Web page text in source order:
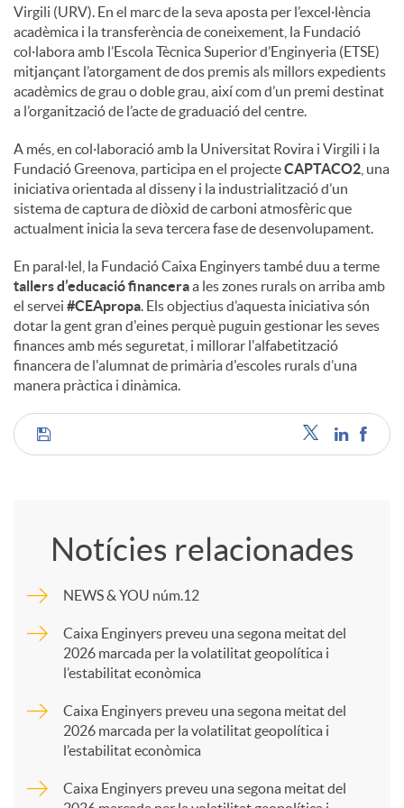
Virgili (URV). En el marc de la seva aposta per l’excel·lència
acadèmica i la transferència de coneixement, la Fundació
col·labora amb l’Escola Tècnica Superior d’Enginyeria (ETSE)
mitjançant l’atorgament de dos premis als millors expedients
acadèmics de grau o doble grau, així com d’un premi destinat
a l’organització de l’acte de graduació del centre.
A més, en col·laboració amb la Universitat Rovira i Virgili i la
Fundació Greenova, participa en el projecteCAPTACO2 , una
iniciativa orientada al disseny i la industrialització d’un
sistema de captura de diòxid de carboni atmosfèric que
actualment inicia la seva tercera fase de desenvolupament.
En paral·lel, la Fundació Caixa Enginyers també duu a terme
tallers d’educació financeraa les zones rurals on arriba amb
el servei #CEApropa. Els objectius d’aquesta iniciativa són
dotar la gent gran d'eines perquè puguin gestionar les seves
finances amb més seguretat, i millorar l'alfabetització
financera de l'alumnat de primària d'escoles rurals d’una
manera pràctica i dinàmica.
C
m
p
Notícies relacionades
NEWS & YOU núm.12
Caixa Enginyers preveu una segona meitat del
2026 marcada per la volatilitat geopolítica i
l’estabilitat econòmica
Caixa Enginyers preveu una segona meitat del
2026 marcada per la volatilitat geopolítica i
l’estabilitat econòmica
Caixa Enginyers preveu una segona meitat del